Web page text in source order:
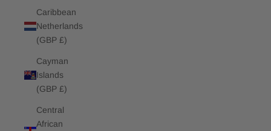
Caribbean
Netherlands
(GBP £)
Cayman
Islands
(GBP £)
Central
African